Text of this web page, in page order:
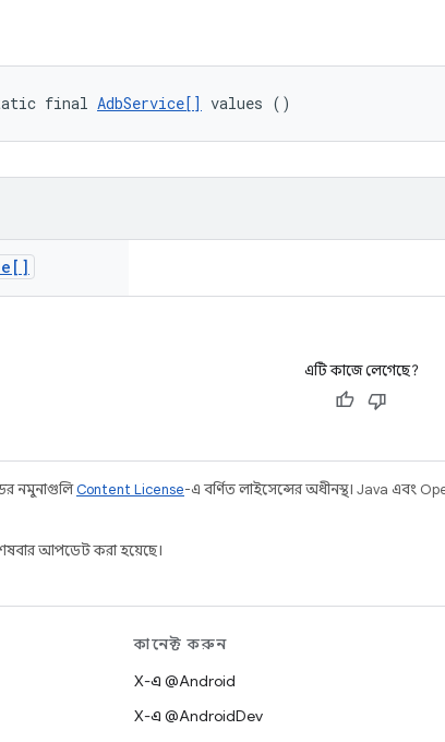
final AdbService[] values ()
এটি কাজে লেগেছে?
নমুনাগুলিContent License-এ বর্ণিত লাইসেন্সের অধীনস্থ। Java এবং
আপডেট করা হয়েছে।
কানেক্ট করুন
X-এ @Android
X-এ @AndroidDev